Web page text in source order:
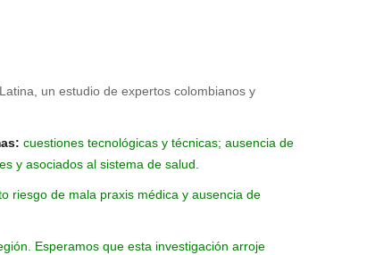
un estudio de expertos colombianos y
cuestiones tecnológicas y técnicas; ausencia de
y asociados al sistema de salud.
riesgo de mala praxis médica y ausencia de
Esperamos que esta investigación arroje